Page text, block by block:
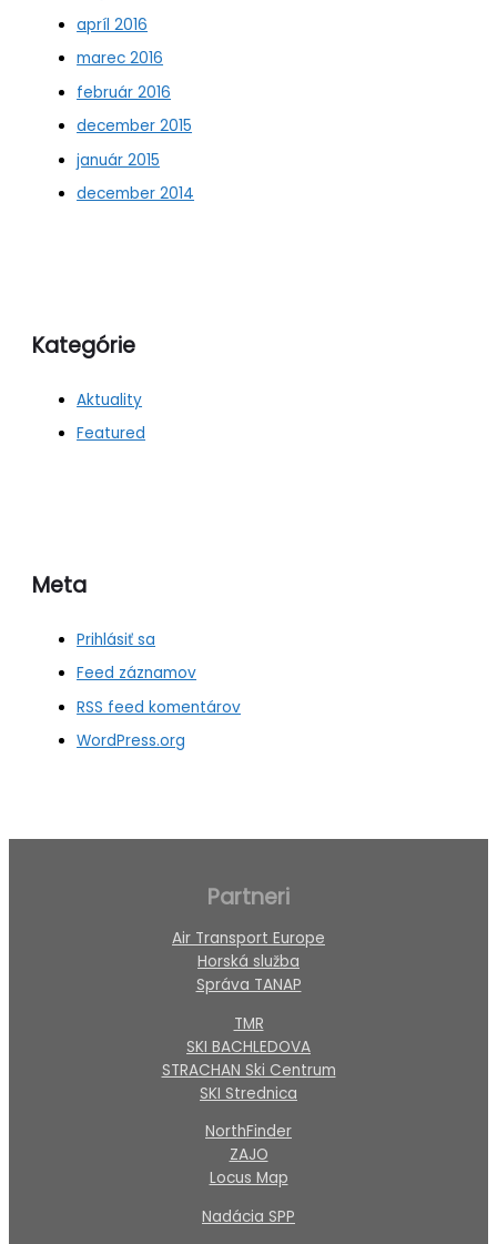
apríl 2016
marec 2016
február 2016
december 2015
január 2015
december 2014
Kategórie
Aktuality
Featured
Meta
Prihlásiť sa
Feed záznamov
RSS feed komentárov
WordPress.org
Partneri
Air Transport Europe
Horská služba
Správa TANAP
TMR
SKI BACHLEDOVA
STRACHAN Ski Centrum
SKI Strednica
NorthFinder
ZAJO
Locus Map
Nadácia SPP